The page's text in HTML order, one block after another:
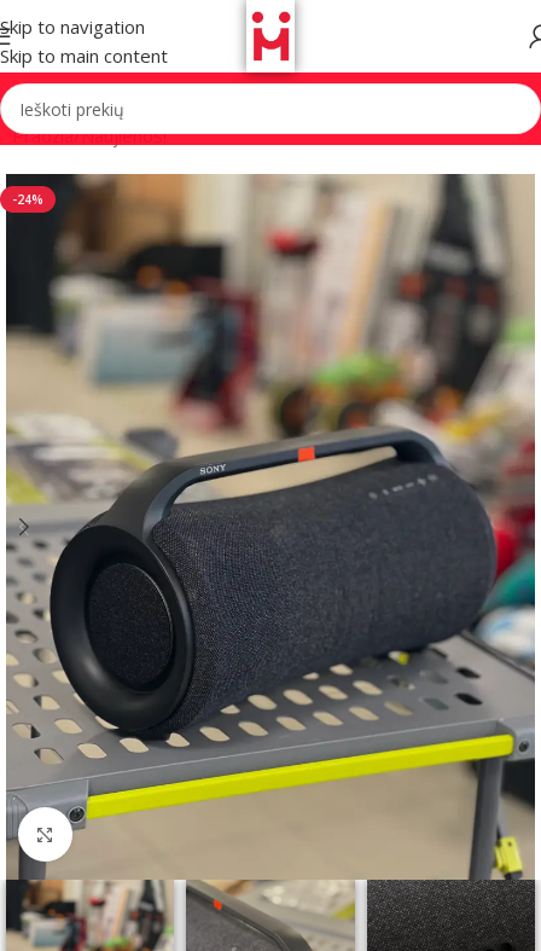
Skip to navigation
Skip to main content
Pradžia/Naujienos!
-24%
Click to enlarge